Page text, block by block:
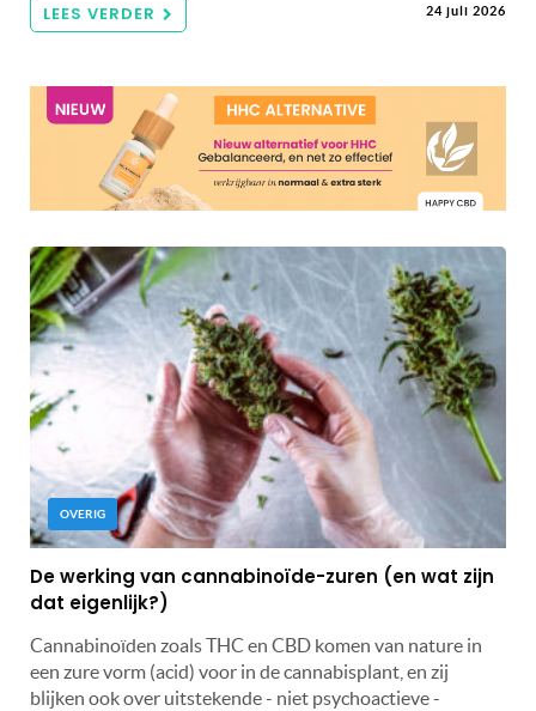
LEES VERDER 24 juli 2026
OVERIG
De werking van cannabinoïde-zuren (en wat zijn
dat eigenlijk?)
Cannabinoïden zoals THC en CBD komen van nature in
een zure vorm (acid) voor in de cannabisplant, en zij
blijken ook over uitstekende - niet psychoactieve -